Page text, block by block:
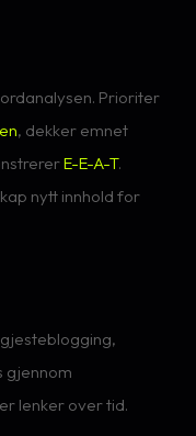
Prioriter
, dekker emnet
E-E-A-T.
nytt innhold for
gjesteblogging,
gjennom
lenker over tid.